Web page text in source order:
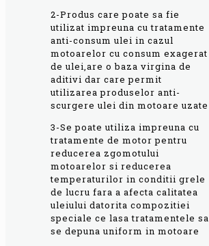
2-Produs care poate sa fie
utilizat impreuna cu tratamente
anti-consum ulei in cazul
motoarelor cu consum exagerat
de ulei,are o baza virgina de
aditivi dar care permit
utilizarea produselor anti-
scurgere ulei din motoare uzate
3-Se poate utiliza impreuna cu
tratamente de motor pentru
reducerea zgomotului
motoarelor si reducerea
temperaturilor in conditii grele
de lucru fara a afecta calitatea
uleiului datorita compozitiei
speciale ce lasa tratamentele sa
se depuna uniform in motoare